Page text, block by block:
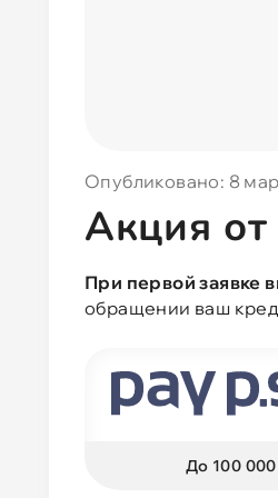
Опубликовано: 8
Акция
При первой заявке
обращении ваш
До 100